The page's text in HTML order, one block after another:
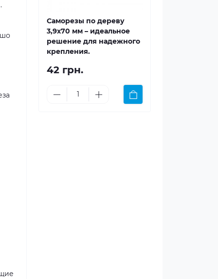
Саморезы по дереву
3,9x70 мм – идеальное
решение для надежного
крепления.
42 грн.